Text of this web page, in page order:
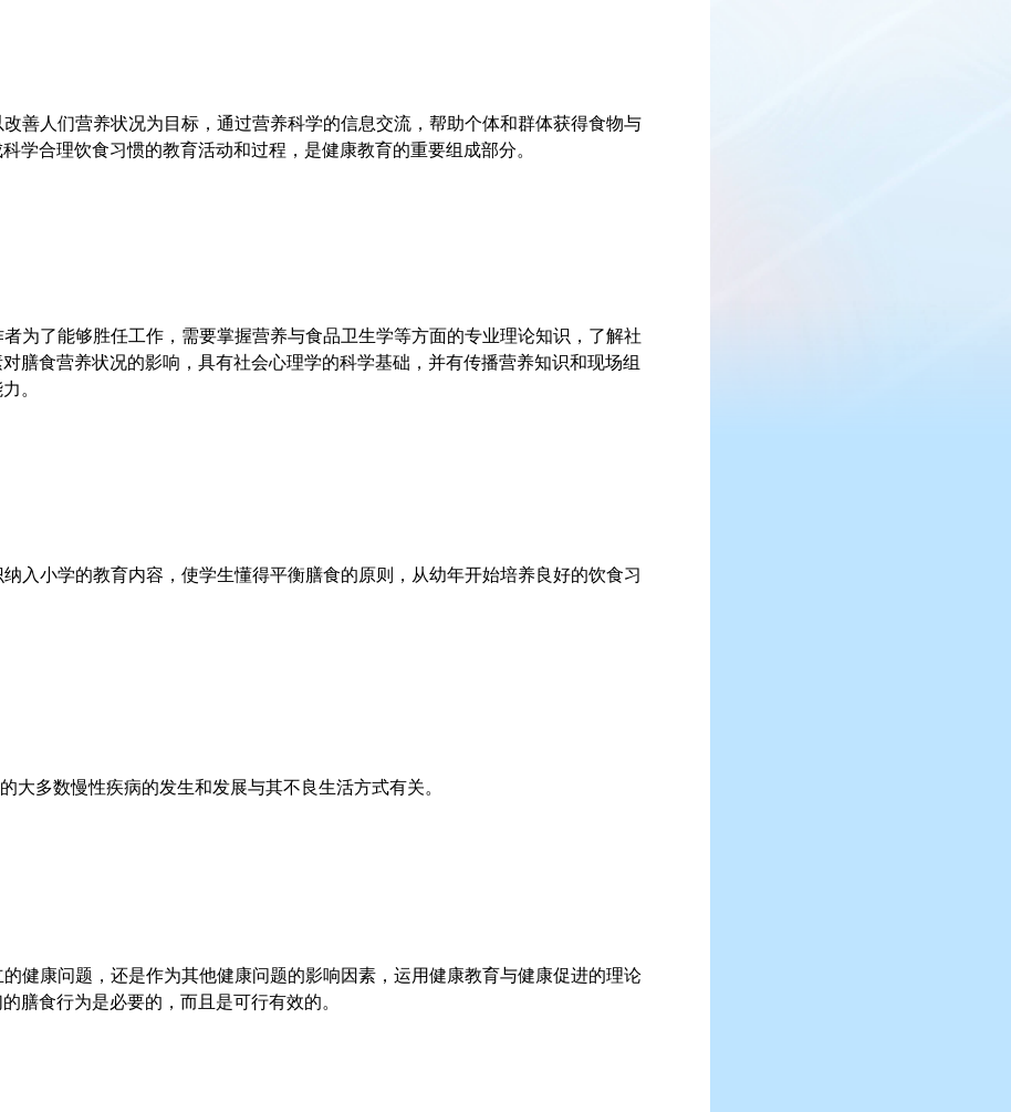
善人们营养状况为目标，通过营养科学的信息交流，帮助个体和群体获得食物与
学合理饮食习惯的教育活动和过程，是健康教育的重要组成部分。
为了能够胜任工作，需要掌握营养与食品卫生学等方面的专业理论知识，了解社
膳食营养状况的影响，具有社会心理学的科学基础，并有传播营养知识和现场组
。
入小学的教育内容，使学生懂得平衡膳食的原则，从幼年开始培养良好的饮食习
大多数慢性疾病的发生和发展与其不良生活方式有关。
健康问题，还是作为其他健康问题的影响因素，运用健康教育与健康促进的理论
膳食行为是必要的，而且是可行有效的。